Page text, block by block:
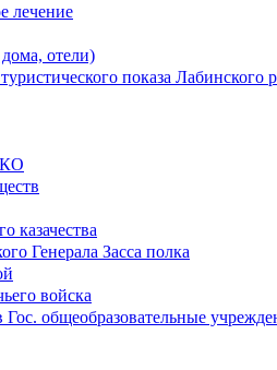
лечение
отели)
показа Лабинского
казачества
Генерала Засса полка
войска
общеобразовательные